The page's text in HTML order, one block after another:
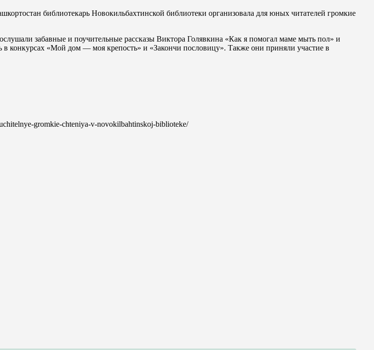
библиотекарь Новокильбахтинской библиотеки организовала для юных читателей громкие
забавные и поучительные рассказы Виктора Голявкина «Как я помогал маме мыть пол» и
конкурсах «Мой дом — моя крепость» и «Закончи пословицу». Также они приняли участие в
gromkie-chteniya-v-novokilbahtinskoj-biblioteke/